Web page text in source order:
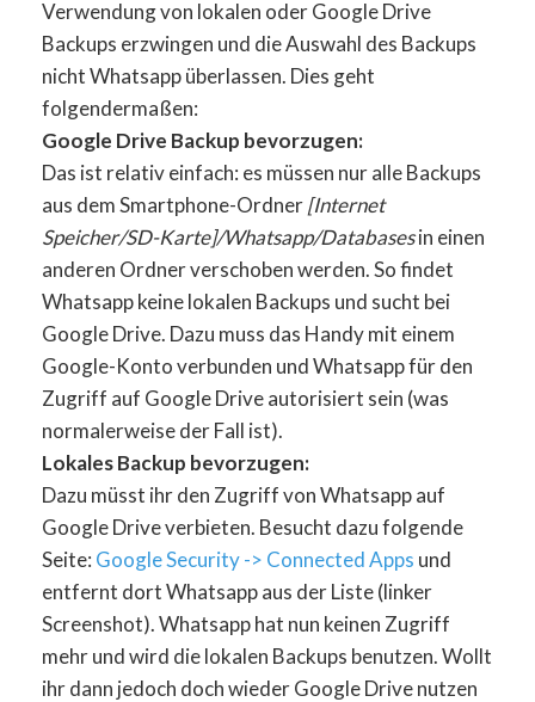
Verwendung von lokalen oder Google Drive
Backups erzwingen und die Auswahl des Backups
nicht Whatsapp überlassen. Dies geht
folgendermaßen:
Google Drive Backup bevorzugen:
Das ist relativ einfach: es müssen nur alle Backups
aus dem Smartphone-Ordner[Internet
Speicher/SD-Karte]/Whatsapp/Databasesin einen
anderen Ordner verschoben werden. So findet
Whatsapp keine lokalen Backups und sucht bei
Google Drive. Dazu muss das Handy mit einem
Google-Konto verbunden und Whatsapp für den
Zugriff auf Google Drive autorisiert sein (was
normalerweise der Fall ist).
Lokales Backup bevorzugen:
Dazu müsst ihr den Zugriff von Whatsapp auf
Google Drive verbieten. Besucht dazu folgende
Seite: Google Security -> Connected Apps und
entfernt dort Whatsapp aus der Liste (linker
Screenshot). Whatsapp hat nun keinen Zugriff
mehr und wird die lokalen Backups benutzen. Wollt
ihr dann jedoch doch wieder Google Drive nutzen